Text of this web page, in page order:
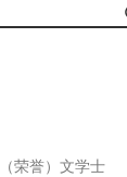
荣誉）文学士